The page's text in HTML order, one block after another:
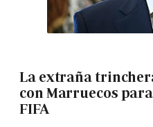
La extraña
con Marruecos
FIFA